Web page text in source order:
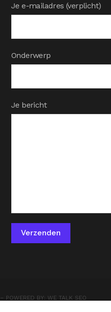
Je e-mailadres (verplicht)
Onderwerp
Je bericht
– POWERED BY: WE TALK SEO